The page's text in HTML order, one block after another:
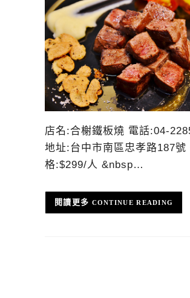
店名:合榭鐵板燒 電話:04-
地址:台中市南區忠孝路187號
格:$299/人 &nbsp…
CONTINUE READING